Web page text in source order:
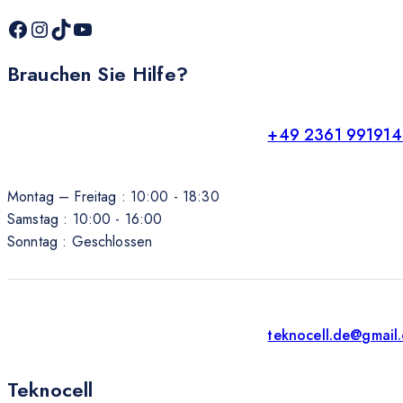
Brauchen Sie Hilfe?
+49 2361
Montag – Freitag : 10:00 - 18:30
Samstag : 10:00 - 16:00
Sonntag : Geschlossen
Teknocell